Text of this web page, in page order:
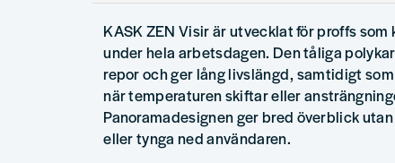
KASK ZEN Visir är utvecklat för proffs
under hela arbetsdagen. Den tåliga
repor och ger lång livslängd, samtidigt
när temperaturen skiftar eller
Panoramadesignen ger bred överblick
eller tynga ned användaren.